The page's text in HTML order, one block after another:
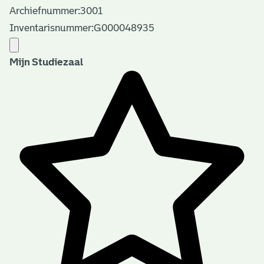
Archiefnummer:3001
Inventarisnummer:G000048935
Mijn Studiezaal